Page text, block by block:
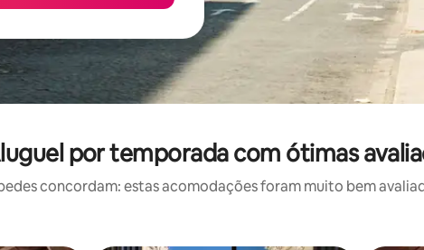
por temporada com ótimas
concordam: estas acomodações foram muito bem